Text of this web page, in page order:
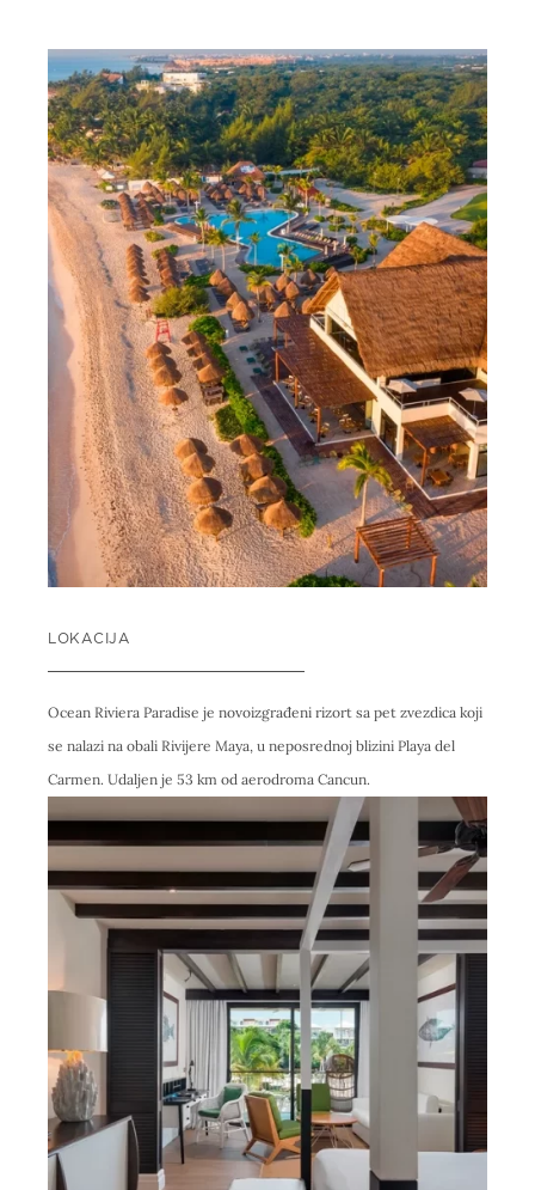
LOKACIJA
Ocean Riviera Paradise je novoizgrađeni rizort sa pet zvezdica koji
se nalazi na obali Rivijere Maya, u neposrednoj blizini Playa del
Carmen. Udaljen je 53 km od aerodroma Cancun.